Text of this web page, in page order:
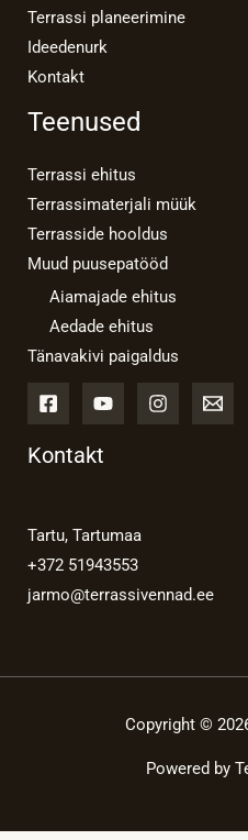
Terrassi planeerimine
Ideedenurk
Kontakt
Teenused
Terrassi ehitus
Terrassimaterjali müük
Terrasside hooldus
Muud puusepatööd
Aiamajade ehitus
Aedade ehitus
Tänavakivi paigaldus
Kontakt
Tartu, Tartumaa
+372 51943553
jarmo@terrassivennad.ee
Copyright ©
Powered by